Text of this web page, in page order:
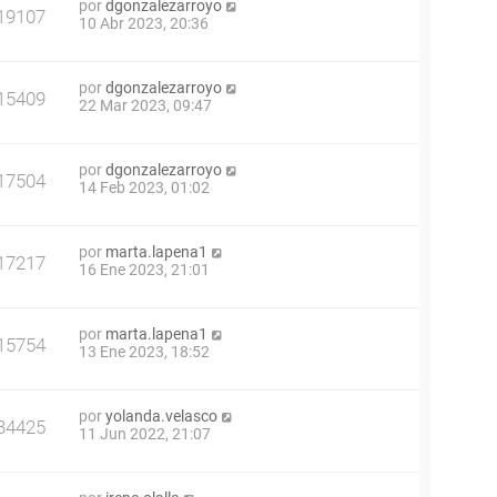
pordgonzalezarroyo
10 Abr 2023, 20:36
pordgonzalezarroyo
22 Mar 2023, 09:47
pordgonzalezarroyo
14 Feb 2023, 01:02
por marta.lapena1
16 Ene 2023, 21:01
por marta.lapena1
13 Ene 2023, 18:52
poryolanda.velasco
11 Jun 2022, 21:07